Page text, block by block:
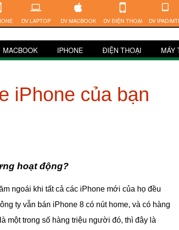
DV LAPTOP DV MACBOOK DV ĐIỆN THOẠI DV IPAD/
MACBOOK IPHONE ĐIỆN THOẠI MÁY
iPhone của bạn
hoạt động?
ngoái khi tất cả các iPhone mới của họ đều
ty vẫn bán iPhone 8 có nút home, và có hàng
một trong số hàng triệu người đó, thì đây là